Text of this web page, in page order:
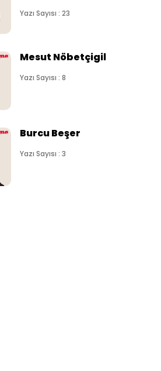
Yazı Sayısı : 23
Mesut Nöbetçigil
Yazı Sayısı : 8
Burcu Beşer
Yazı Sayısı : 3